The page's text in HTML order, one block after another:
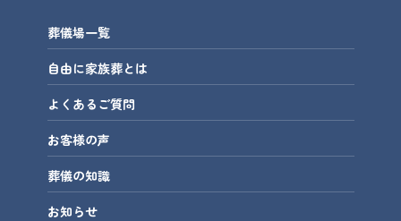
葬儀場一覧
自由に家族葬とは
よくあるご質問
お客様の声
葬儀の知識
お知らせ